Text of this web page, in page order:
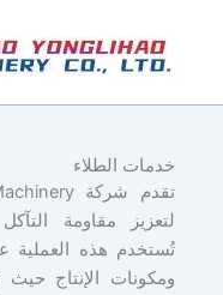
خدمات الطلاء
لتعزيز مقاومة
تُستخدم هذه العملية
ومكونات الإنتاج حيث